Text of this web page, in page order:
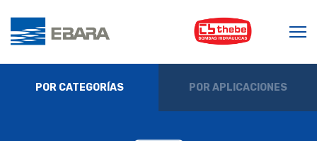
POR CATEGORÍAS POR APLICACIONES